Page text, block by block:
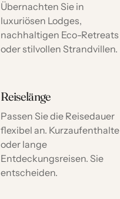
Übernachten Sie in
luxuriösen Lodges,
nachhaltigen Eco-Retreats
oder stilvollen Strandvillen.
Reiselänge
Passen Sie die Reisedauer
flexibel an. Kurzaufenthalte
oder lange
Entdeckungsreisen. Sie
entscheiden.